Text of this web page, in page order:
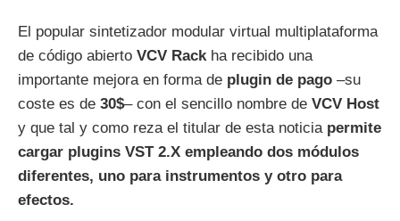
El popular sintetizador modular virtual multiplataforma
de código abierto VCV Rackha recibido una
importante mejora en forma de plugin de pago –su
coste es de 30$– con el sencillo nombre de VCV Host
y que tal y como reza el titular de esta noticia permite
cargar plugins VST 2.X empleando dos módulos
diferentes, uno para instrumentos y otro para
efectos.